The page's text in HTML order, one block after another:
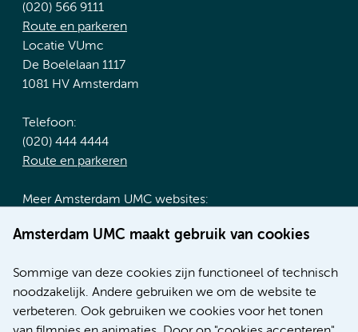
Amsterdam UMC maakt gebruik van cookies
Sommige van deze cookies zijn functioneel of technisch
noodzakelijk. Andere gebruiken we om de website te
verbeteren. Ook gebruiken we cookies voor het tonen
(020) 566 9111
Route en parkeren
Locatie VUmc
De Boelelaan 1117
1081 HV Amsterdam
Telefoon:
(020) 444 4444
Route en parkeren
Meer Amsterdam UMC websites:
Werken bij Amsterdam UMC
Nieuws
Research
Educatie locatie AMC
Educatie locatie VUmc